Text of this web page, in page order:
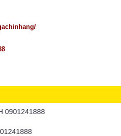
0901241888